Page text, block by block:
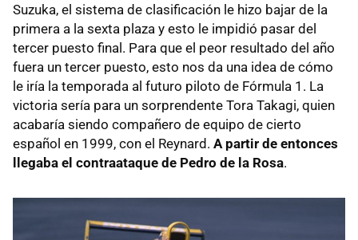
Suzuka, el sistema de clasificación le hizo bajar de la
primera a la sexta plaza y esto le impidió pasar del
tercer puesto final. Para que el peor resultado del año
fuera un tercer puesto, esto nos da una idea de cómo
le iría la temporada al futuro piloto de Fórmula 1. La
victoria sería para un sorprendente Tora Takagi, quien
acabaría siendo compañero de equipo de cierto
español en 1999, con el Reynard. A partir de entonces
llegaba el contraataque de Pedro de la Rosa.